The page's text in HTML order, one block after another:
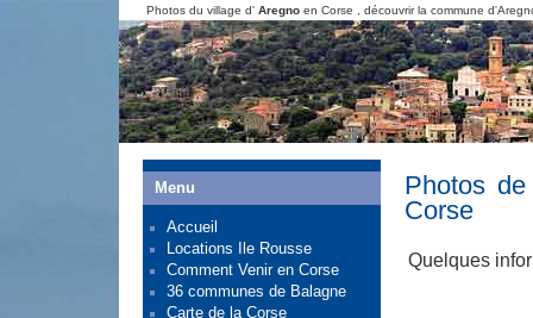
Photos du village d' Aregno en Corse , découvrir la commune
Photos
Corse
Quelques
Menu
Accueil
Locations Ile Rousse
Comment Venir en Corse
36 communes de Balagne
Carte de la Corse